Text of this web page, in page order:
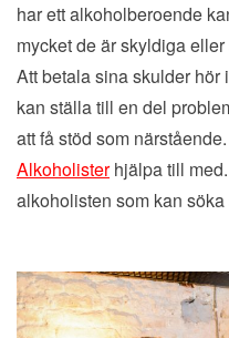
har ett alkoholberoende
mycket de är skyldiga
Att betala sina skulder
kan ställa till en del
att få stöd som
Alkoholisterhjälpa till
alkoholisten som kan söka